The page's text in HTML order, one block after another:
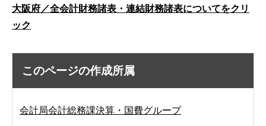
大阪府／全会計財務諸表・連結財務諸表についてをクリ
ック
このページの作成所属
会計局会計総務課決算・国費グループ